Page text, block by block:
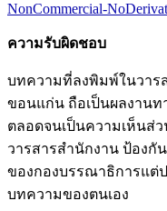
NonCommercial-
ความรับผิดชอบ
บทความที่ลงพิมพ์ในวาร
ขอนแก่น ถือเป็นผลงานท
ตลอดจนเป็นความเห็นส่
วารสารสำนักงาน ป้อง
ของกองบรรณาธิการแต่
บทความของตนเอง